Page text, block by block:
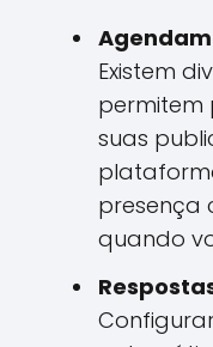
Existem
permitem
suas
presença
quando